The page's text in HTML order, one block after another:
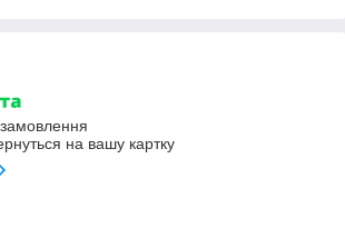
на вашу картку